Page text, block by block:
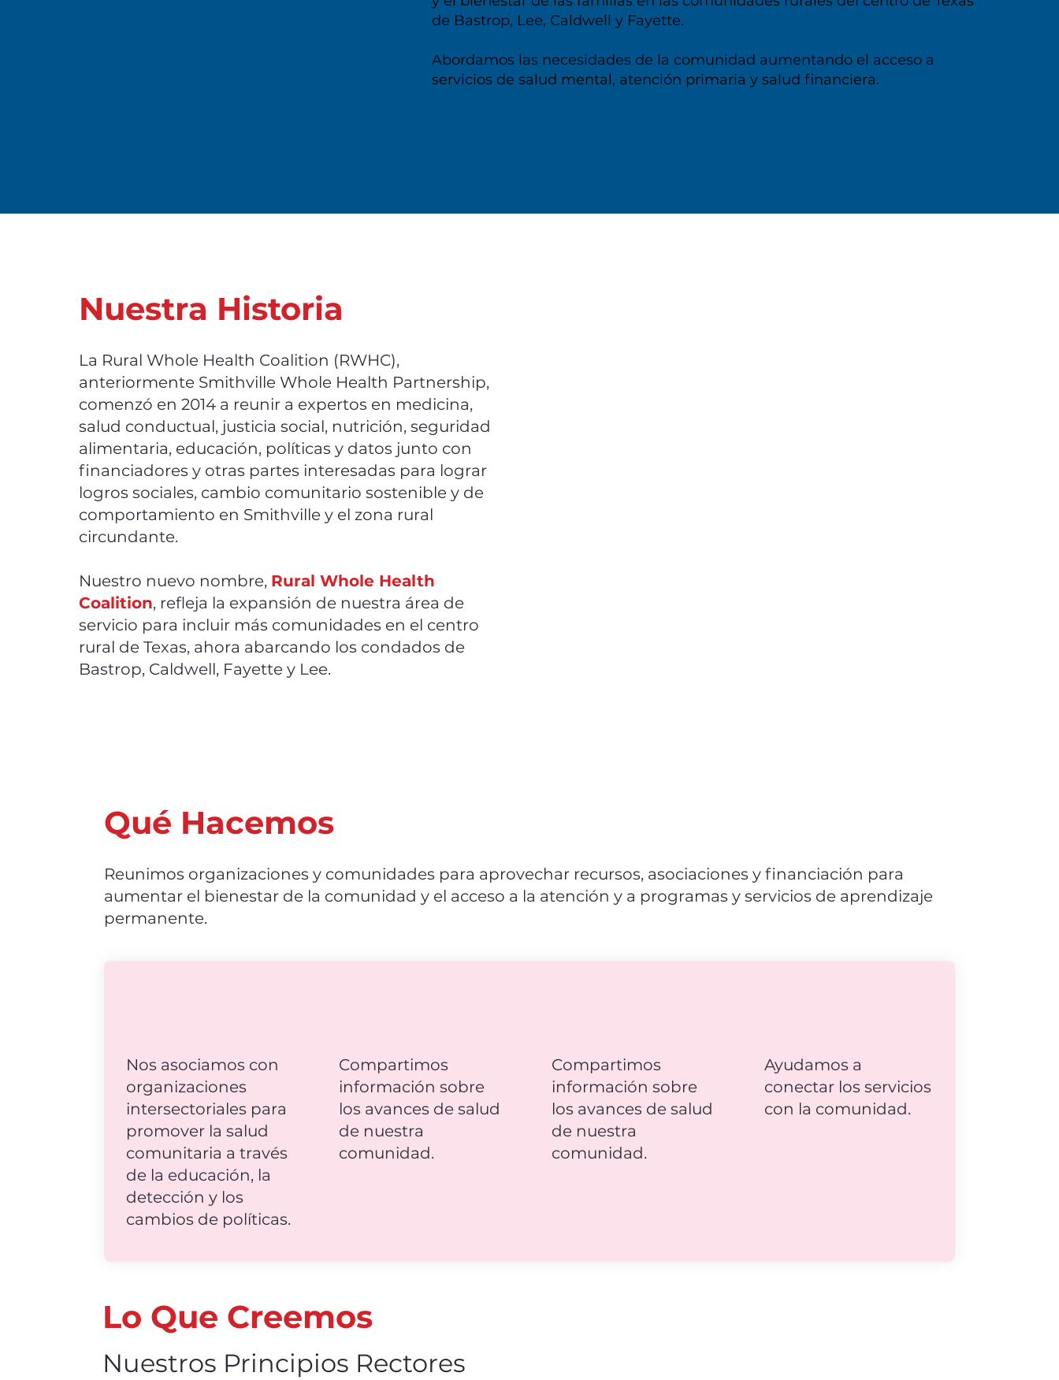
de Bastrop, Lee, Caldwell y Fayette.
Abordamos las necesidades de la comunidad aumentando el acceso a
servicios de salud mental, atención primaria y salud financiera.
Nuestra Historia
La Rural Whole Health Coalition (RWHC),
anteriormente Smithville Whole Health Partnership,
comenzó en 2014 a reunir a expertos en medicina,
salud conductual, justicia social, nutrición, seguridad
alimentaria, educación, políticas y datos junto con
financiadores y otras partes interesadas para lograr
logros sociales, cambio comunitario sostenible y de
comportamiento en Smithville y el zona rural
circundante.
Nuestro nuevo nombre, Rural Whole Health
Coalition, refleja la expansión de nuestra área de
servicio para incluir más comunidades en el centro
rural de Texas, ahora abarcando los condados de
Bastrop, Caldwell, Fayette y Lee.
Qué Hacemos
Reunimos organizaciones y comunidades para aprovechar recursos, asociaciones y financiación para
aumentar el bienestar de la comunidad y el acceso a la atención y a programas y servicios de aprendizaje
permanente.
Nos asociamos con
organizaciones
intersectoriales para
promover la salud
comunitaria a través
de la educación, la
detección y los
cambios de políticas.
Compartimos
información sobre
los avances de salud
de nuestra
comunidad.
Compartimos
información sobre
los avances de salud
de nuestra
comunidad.
Ayudamos a
conectar los servicios
con la comunidad.
Lo Que Creemos
Nuestros Principios Rectores